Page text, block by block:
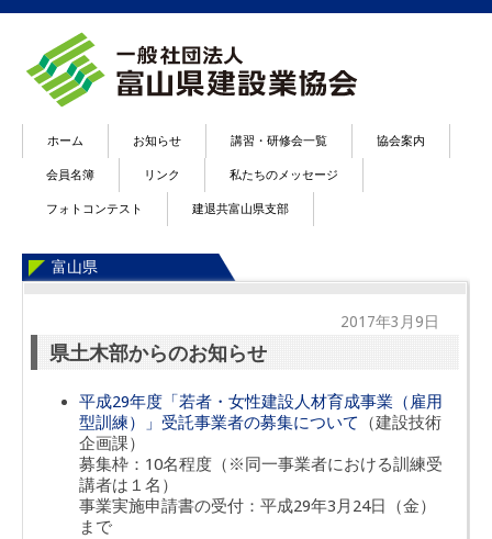
ホーム お知らせ 講習・研修会一覧 協会案内
会員名簿 リンク 私たちのメッセージ
フォトコンテスト 建退共富山県支部
富山県
2017年3月9日
県土木部からのお知らせ
平成29年度「若者・女性建設人材育成事業（雇用
型訓練）」受託事業者の募集について
（建設技術
企画課）
募集枠：10名程度（※同一事業者における訓練受
講者は１名）
事業実施申請書の受付：平成29年3月24日（金）
まで